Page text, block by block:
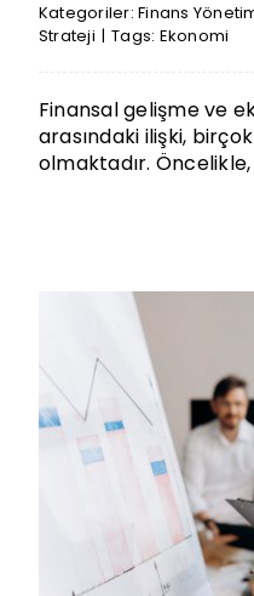
Kategoriler:Finans
Strateji | Tags: Ekonomi
Finansal gelişme ve
arasındaki ilişki,
olmaktadır. Öncelikle,